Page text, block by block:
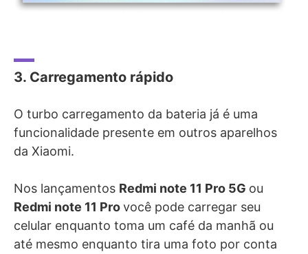
3. Carregamento rápido
O turbo carregamento da bateria já é uma
funcionalidade presente em outros aparelhos
da Xiaomi.
Nos lançamentos Redmi note 11 Pro 5G ou
Redmi note 11 Provocê pode carregar seu
celular enquanto toma um café da manhã ou
até mesmo enquanto tira uma foto por conta